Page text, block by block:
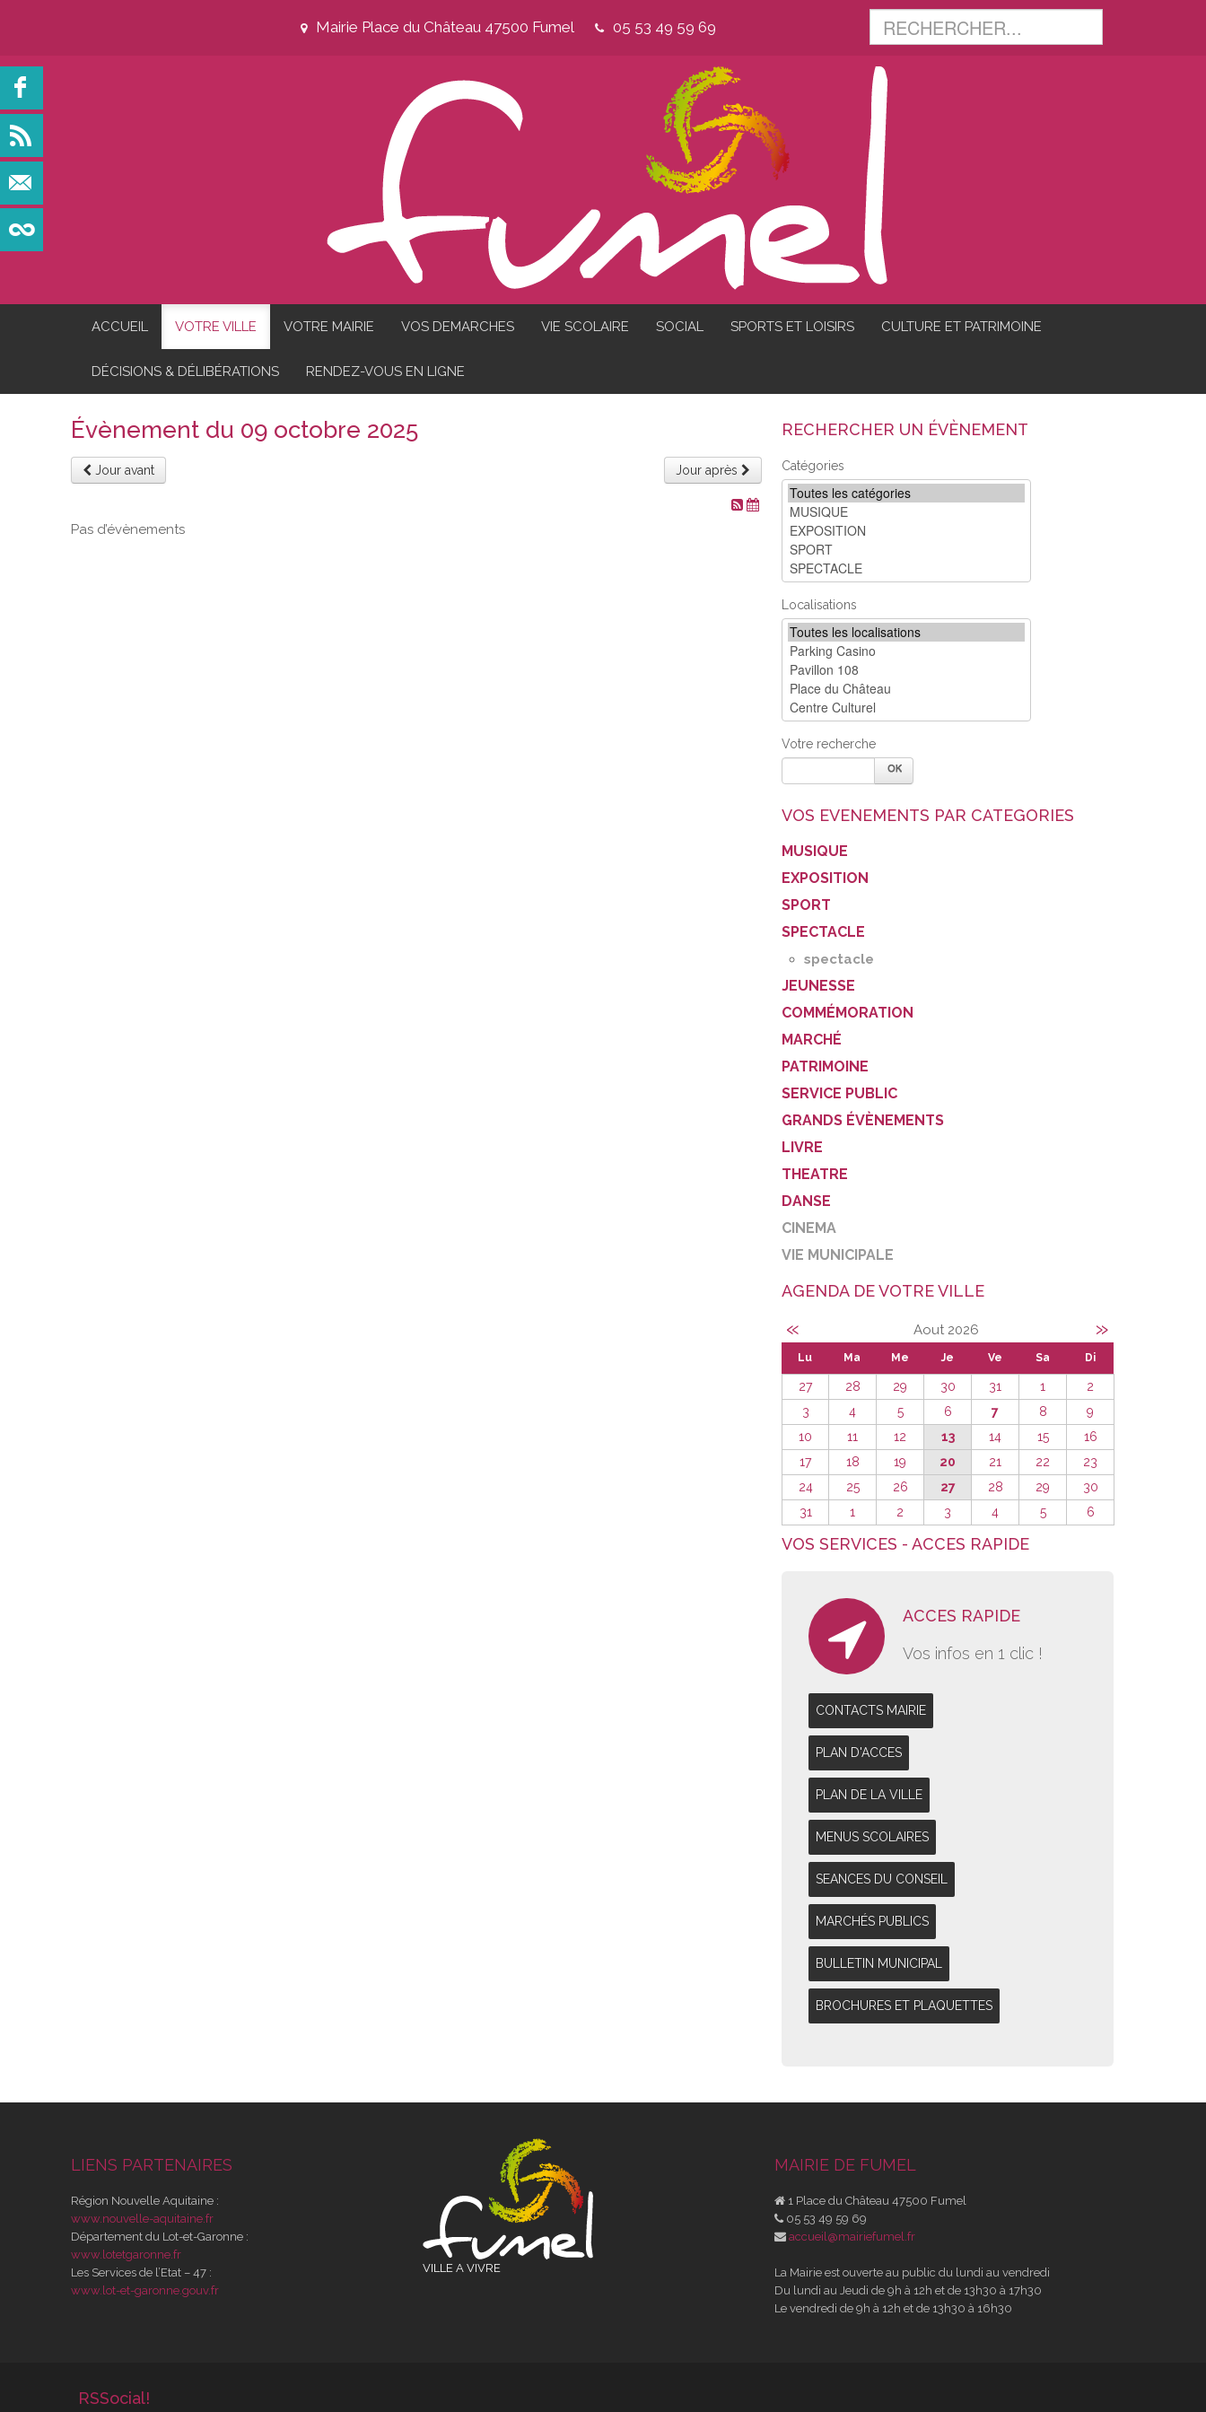
Mairie Place du Château 47500 Fumel 05 53 49 59 69
ACCUEIL VOTRE VILLE VOTRE MAIRIE VOS DEMARCHES VIE SCOLAIRE SOCIAL SPORTS ET LOISIRS CULTURE ET PATRIMOINE
DÉCISIONS & DÉLIBÉRATIONS RENDEZ-VOUS EN LIGNE
Évènement du 09 octobre 2025
Jour avant Jour après
Pas d’évènements
RECHERCHER UN ÉVÈNEMENT
Catégories
Localisations
Votre recherche
VOS EVENEMENTS PAR CATEGORIES
MUSIQUE
EXPOSITION
SPORT
SPECTACLE
spectacle
JEUNESSE
COMMÉMORATION
MARCHÉ
PATRIMOINE
SERVICE PUBLIC
GRANDS ÉVÈNEMENTS
LIVRE
THEATRE
DANSE
CINEMA
VIE MUNICIPALE
AGENDA DE VOTRE VILLE
« Aout 2026 »
Lu Ma Me Je Ve Sa Di
27 28 29 30 31 1
2
3
4 5 6 7 8
9
10
11 12 13 14 15
16
17
18 19 20 21 22
23
24
25 26 27 28 29
30
31
1 2 3 4 5 6
VOS SERVICES - ACCES RAPIDE
ACCES RAPIDE
Vos infos en 1 clic !
CONTACTS MAIRIE
PLAN D'ACCES
PLAN DE LA VILLE
MENUS SCOLAIRES
SEANCES DU CONSEIL
MARCHÉS PUBLICS
BULLETIN MUNICIPAL
BROCHURES ET PLAQUETTES
LIENS PARTENAIRES
Région Nouvelle Aquitaine :
www.nouvelle-aquitaine.fr
Département du Lot-et-Garonne :
www.lotetgaronne.fr
Les Services de l’Etat – 47 :
www.lot-et-garonne.gouv.fr
VILLE A VIVRE
MAIRIE DE FUMEL
1 Place du Château 47500 Fumel
05 53 49 59 69
accueil@mairiefumel.fr
La Mairie est ouverte au public du lundi au vendredi
Du lundi au Jeudi de 9h à 12h et de 13h30 à 17h30
Le vendredi de 9h à 12h et de 13h30 à 16h30
RSSocial!